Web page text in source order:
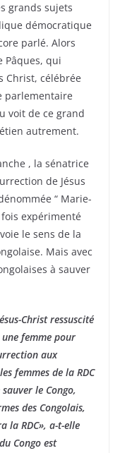
grands sujets
démocratique
parlé. Alors
Pâques, qui
Christ, célébrée
parlementaire
voit de ce grand
autrement.
, la sénatrice
de Jésus
“ Marie-
expérimenté
le sens de la
Mais avec
à sauver
Christ ressuscité
femme pour
aux
femmes de la RDC
le Congo,
des Congolais,
la RDC», a-t-elle
Congo est